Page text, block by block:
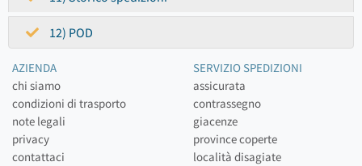
12) POD
AZIENDA
chi siamo
condizioni di trasporto
note legali
privacy
contattaci
SERVIZIO SPEDIZIONI
assicurata
contrassegno
giacenze
province coperte
località disagiate